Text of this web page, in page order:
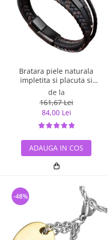
Bratara piele naturala
impletita si placuta si
inchizatoare din inox
de la
161,67 Lei
84,00 Lei
ADAUGA IN COS
-48%